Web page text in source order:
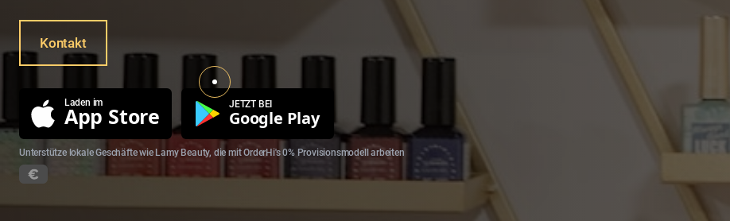
Kontakt
Laden im
App Store JETZT BEI
Google Play
Unterstütze lokale Geschäfte wie Lamy Beauty, die mit OrderHi's 0% Provisionsmodell arbeiten